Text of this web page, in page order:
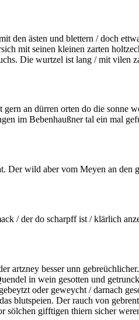
den ästen und blettern / doch
mit seinen kleinen zarten
Die wurtzel ist lang / mit vilen
an dürren orten do die sonne
im Bebenhaußner tal ein mal
Der wild aber vom Meyen an den
/ der do scharpff ist / klärlich
artzney besser unn
in wein gesotten und
gebeytzt oder geweycht / darnach
blutspeien. Derrauch von
sölchen gifftigen thiern sicher